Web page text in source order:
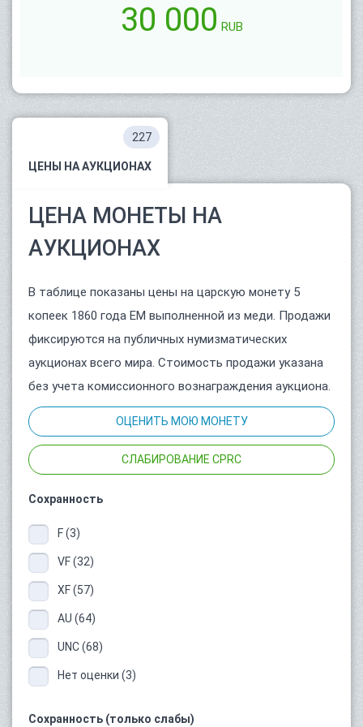
30 000 RUB
ЦЕНЫ НА АУКЦИОНАХ
227
ЦЕНА МОНЕТЫ НА
АУКЦИОНАХ
В таблице показаны цены на царскую монету 5
копеек 1860 года ЕМ выполненной из меди. Продажи
фиксируются на публичных нумизматических
аукционах всего мира. Стоимость продажи указана
без учета комиссионного вознаграждения аукциона.
ОЦЕНИТЬ МОЮ МОНЕТУ
СЛАБИРОВАНИЕ CPRC
Сохранность
F (3)
VF (32)
XF (57)
AU (64)
UNC (68)
Нет оценки (3)
Сохранность (только слабы)